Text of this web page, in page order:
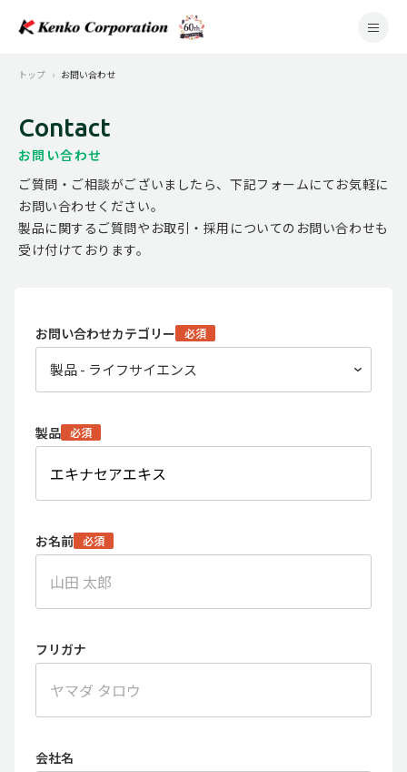
トップ お問い合わせ
Contact
お問い合わせ
ご質問・ご相談がございましたら、下記フォームにてお気軽に
お問い合わせください。
製品に関するご質問やお取引・採用についてのお問い合わせも
受け付けております。
お問い合わせカテゴリー 必須
製品 必須
お名前 必須
フリガナ
会社名